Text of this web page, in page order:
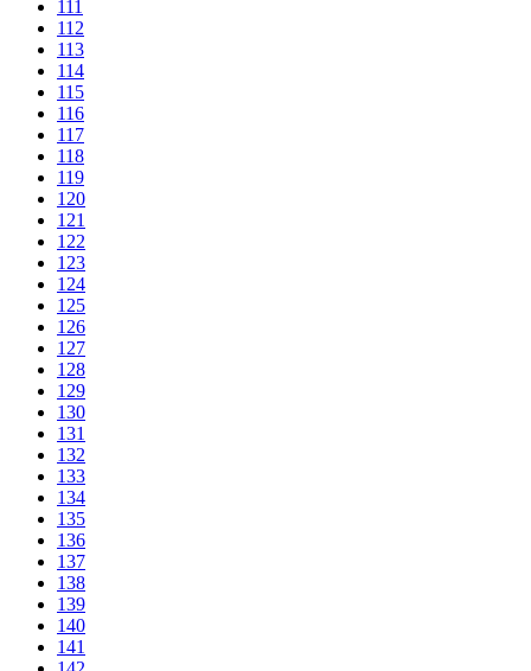
111
112
113
114
115
116
117
118
119
120
121
122
123
124
125
126
127
128
129
130
131
132
133
134
135
136
137
138
139
140
141